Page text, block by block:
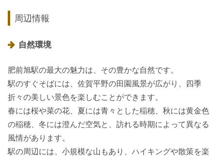
周辺情報
自然環境
肥前旭駅の最大の魅力は、その豊かな自然です。
駅のすぐそばには、佐賀平野の田園風景が広がり、四季
折々の美しい景色を楽しむことができます。
春には桜や菜の花、夏には青々とした稲穂、秋には黄金色
の稲穂、冬には澄んだ空気と、訪れる時期によって異なる
風情があります。
駅の周辺には、小規模な山もあり、ハイキングや散策を楽